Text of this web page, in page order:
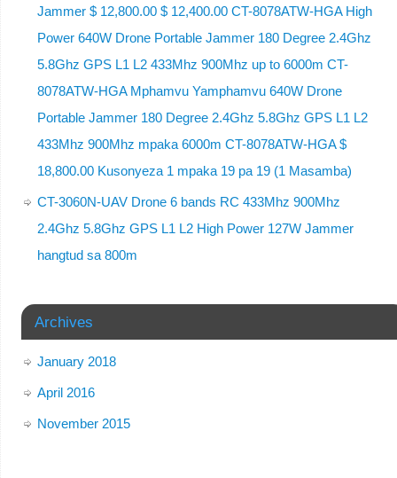
Jammer $ 12,800.00 $ 12,400.00 CT-8078ATW-HGA High
Power 640W Drone Portable Jammer 180 Degree 2.4Ghz
5.8Ghz GPS L1 L2 433Mhz 900Mhz up to 6000m CT-
8078ATW-HGA Mphamvu Yamphamvu 640W Drone
Portable Jammer 180 Degree 2.4Ghz 5.8Ghz GPS L1 L2
433Mhz 900Mhz mpaka 6000m CT-8078ATW-HGA $
18,800.00 Kusonyeza 1 mpaka 19 pa 19 (1 Masamba)
CT-3060N-UAV Drone 6 bands RC 433Mhz 900Mhz
2.4Ghz 5.8Ghz GPS L1 L2 High Power 127W Jammer
hangtud sa 800m
Archives
January 2018
April 2016
November 2015